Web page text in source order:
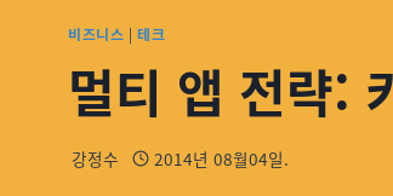
비즈니스 |테크
멀티 앱 전략:
강정수 2014년 08월04일.